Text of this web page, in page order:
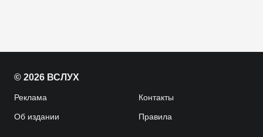
© 2026 ВСЛУХ
Реклама Контакты
Об издании Правила